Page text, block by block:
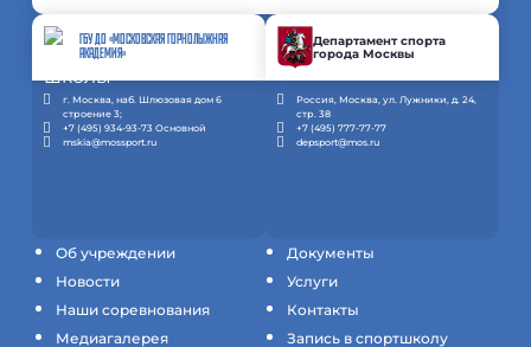
Об учреждении
Новости
Наши соревнования
Медиагалерея
Документы
Услуги
Контакты
Запись в спортшколу
ГБУ ДО «МОСКОВСКАЯ ГОРНОЛЫЖНАЯ
АКАДЕМИЯ»
г. Москва, наб. Шлюзовая дом 6
строение 3;
+7 (495) 934-93-73 Основной
mskia@mossport.ru
Департамент спорта
города Москвы
Россия, Москва, ул. Лужники, д. 24,
стр. 38
+7 (495) 777-77-77
depsport@mos.ru